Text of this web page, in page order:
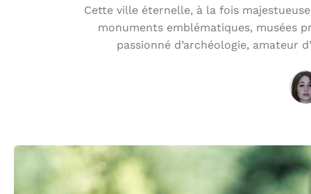
Cette ville éternelle, à la fois
monuments emblématiques, musées
passionné d’archéologie, amateur